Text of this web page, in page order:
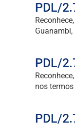
PDL/
PDL/
nos
PDL/